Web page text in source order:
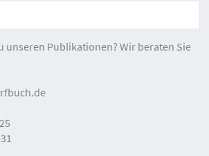
unseren Publikationen? Wir beraten Sie